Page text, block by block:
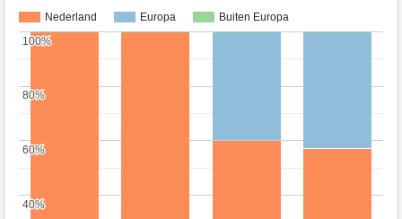
Nederland Europa Buiten Europa
40%
40%
60%
60%
80%
80%
100%
100%